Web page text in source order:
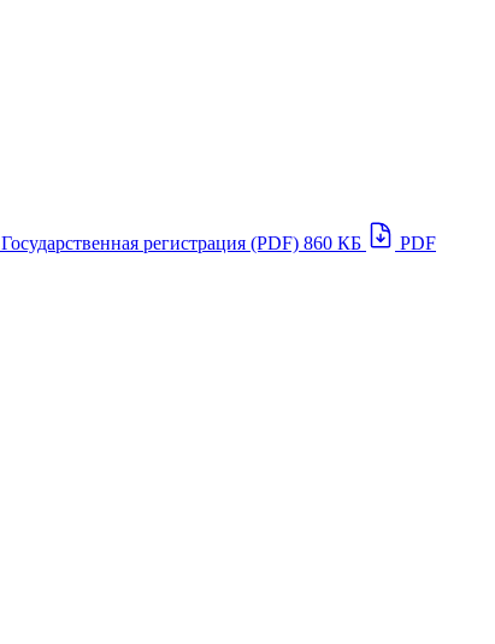
Государственная регистрация (PDF) 860 КБ PDF